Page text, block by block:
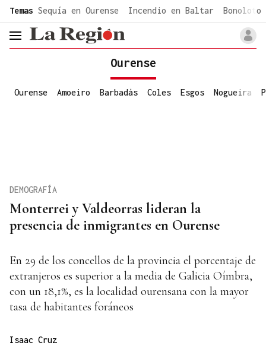
common.go-to-content
Temas Sequía en Ourense Incendio en Baltar Bonoloto
header.menu.open
Ourense
Ourense Amoeiro Barbadás Coles Esgos Nogueira
Monterrei y Valdeorras lideran la
presencia de inmigrantes en Ourense
DEMOGRAFÍA
En 29 de los concellos de la provincia el porcentaje de
extranjeros es superior a la media de Galicia Oímbra,
con un 18,1%, es la localidad ourensana con la mayor
tasa de habitantes foráneos
Isaac Cruz